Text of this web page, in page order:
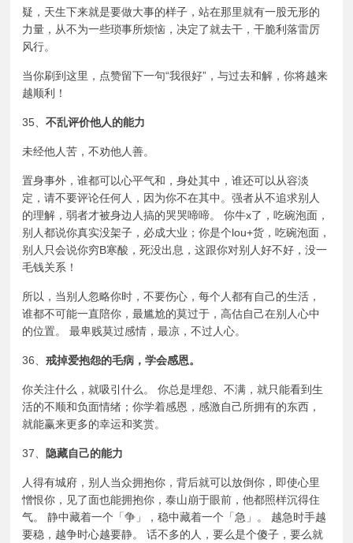
疑，天生下来就是要做大事的样子，站在那里就有一股无形的
力量，从不为一些琐事所烦恼，决定了就去干，干脆利落雷厉
风行。
当你刷到这里，点赞留下一句“我很好”，与过去和解，你将越来
越顺利！
35、不乱评价他人的能力
未经他人苦，不劝他人善。
置身事外，谁都可以心平气和，身处其中，谁还可以从容淡
定，请不要评论任何人，因为你不在其中。强者从不追求别人
的理解，弱者才被身边人搞的哭哭啼啼。 你牛x了，吃碗泡面，
别人都说你真实没架子，必成大业；你是个lou+货，吃碗泡面，
别人只会说你穷B寒酸，死没出息，这跟你对别人好不好，没一
毛钱关系！
所以，当别人忽略你时，不要伤心，每个人都有自己的生活，
谁都不可能一直陪你，最尴尬的莫过于，高估自己在别人心中
的位置。 最卑贱莫过感情，最凉，不过人心。
36、戒掉爱抱怨的毛病，学会感恩。
你关注什么，就吸引什么。 你总是埋怨、不满，就只能看到生
活的不顺和负面情绪；你学着感恩，感激自己所拥有的东西，
就能赢来更多的幸运和奖赏。
37、 隐藏自己的能力
人得有城府，别人当众拥抱你，背后就可以放倒你，即使心里
憎恨你，见了面也能拥抱你，泰山崩于眼前，他都照样沉得住
气。 静中藏着一个「争」，稳中藏着一个「急」。 越急时手越
要稳，越争时心越要静。 话不多的人，要么是个傻子，要么就